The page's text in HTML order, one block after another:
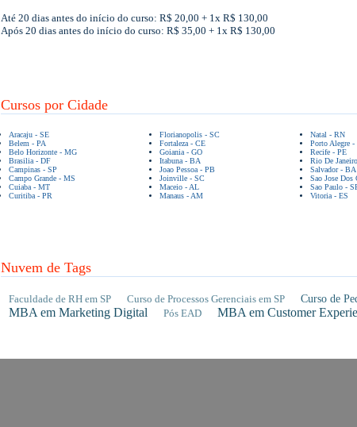
Até 20 dias antes do início do curso: R$ 20,00 + 1x R$ 130,00
Após 20 dias antes do início do curso: R$ 35,00 + 1x R$ 130,00
Cursos por Cidade
Aracaju - SE
Belem - PA
Belo Horizonte - MG
Brasilia - DF
Campinas - SP
Campo Grande - MS
Cuiaba - MT
Curitiba - PR
Florianopolis - SC
Fortaleza - CE
Goiania - GO
Itabuna - BA
Joao Pessoa - PB
Joinville - SC
Maceio - AL
Manaus - AM
Natal - RN
Porto Alegre -
Recife - PE
Rio De
Salvador - BA
Sao Jose Dos
Sao Paulo -
Vitoria - ES
Nuvem de Tags
Faculdade de RH em SP Curso de Processos Gerenciais em SP Curso de
MBA em Marketing Digital Pós EAD MBA em Customer